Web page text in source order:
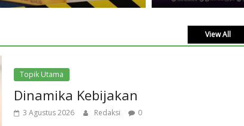
View All
Topik Utama
Dinamika Kebijakan
3 Agustus 2026 Redaksi 0